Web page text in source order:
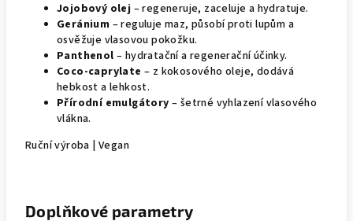
Jojobový olej – regeneruje, zaceluje a hydratuje.
Geránium – reguluje maz, působí proti lupům a
osvěžuje vlasovou pokožku.
Panthenol – hydratační a regenerační účinky.
Coco-caprylate – z kokosového oleje, dodává
hebkost a lehkost.
Přírodní emulgátory – šetrné vyhlazení vlasového
vlákna.
Ruční výroba | Vegan
Doplňkové parametry